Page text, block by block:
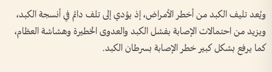
ويُعد تليف الكبد من أخطر الأمراض، إذ يؤدي إلى تلف دائم في أنسجة الكبد،
ويزيد من احتمالات الإصابة بفشل الكبد والعدوى الخطيرة وهشاشة العظام،
كما يرفع بشكل كبير خطر الإصابة بسرطان الكبد.